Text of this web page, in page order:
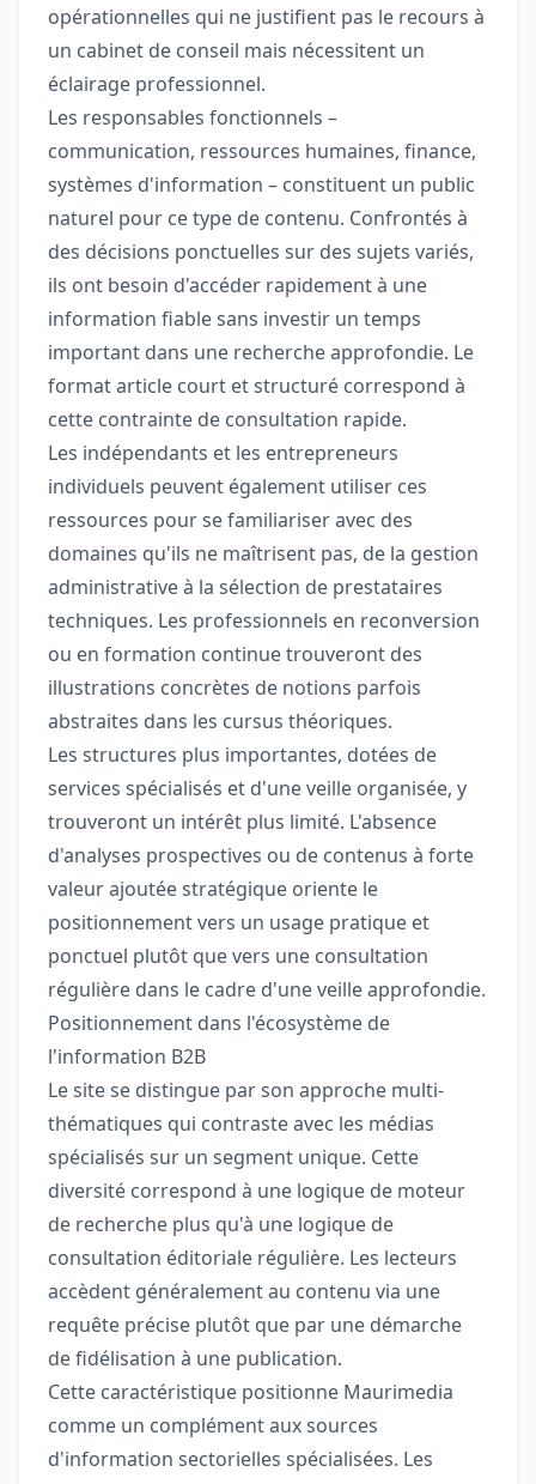
opérationnelles qui ne justifient pas le recours à
un cabinet de conseil mais nécessitent un
éclairage professionnel.
Les responsables fonctionnels –
communication, ressources humaines, finance,
systèmes d'information – constituent un public
naturel pour ce type de contenu. Confrontés à
des décisions ponctuelles sur des sujets variés,
ils ont besoin d'accéder rapidement à une
information fiable sans investir un temps
important dans une recherche approfondie. Le
format article court et structuré correspond à
cette contrainte de consultation rapide.
Les indépendants et les entrepreneurs
individuels peuvent également utiliser ces
ressources pour se familiariser avec des
domaines qu'ils ne maîtrisent pas, de la gestion
administrative à la sélection de prestataires
techniques. Les professionnels en reconversion
ou en formation continue trouveront des
illustrations concrètes de notions parfois
abstraites dans les cursus théoriques.
Les structures plus importantes, dotées de
services spécialisés et d'une veille organisée, y
trouveront un intérêt plus limité. L'absence
d'analyses prospectives ou de contenus à forte
valeur ajoutée stratégique oriente le
positionnement vers un usage pratique et
ponctuel plutôt que vers une consultation
régulière dans le cadre d'une veille approfondie.
Positionnement dans l'écosystème de
l'information B2B
Le site se distingue par son approche multi-
thématiques qui contraste avec les médias
spécialisés sur un segment unique. Cette
diversité correspond à une logique de moteur
de recherche plus qu'à une logique de
consultation éditoriale régulière. Les lecteurs
accèdent généralement au contenu via une
requête précise plutôt que par une démarche
de fidélisation à une publication.
Cette caractéristique positionne Maurimedia
comme un complément aux sources
d'information sectorielles spécialisées. Les